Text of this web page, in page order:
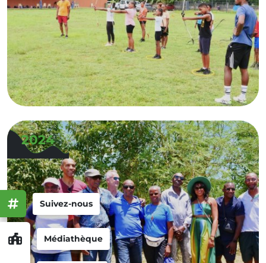
Médiathèque
Suivez-nous
2024